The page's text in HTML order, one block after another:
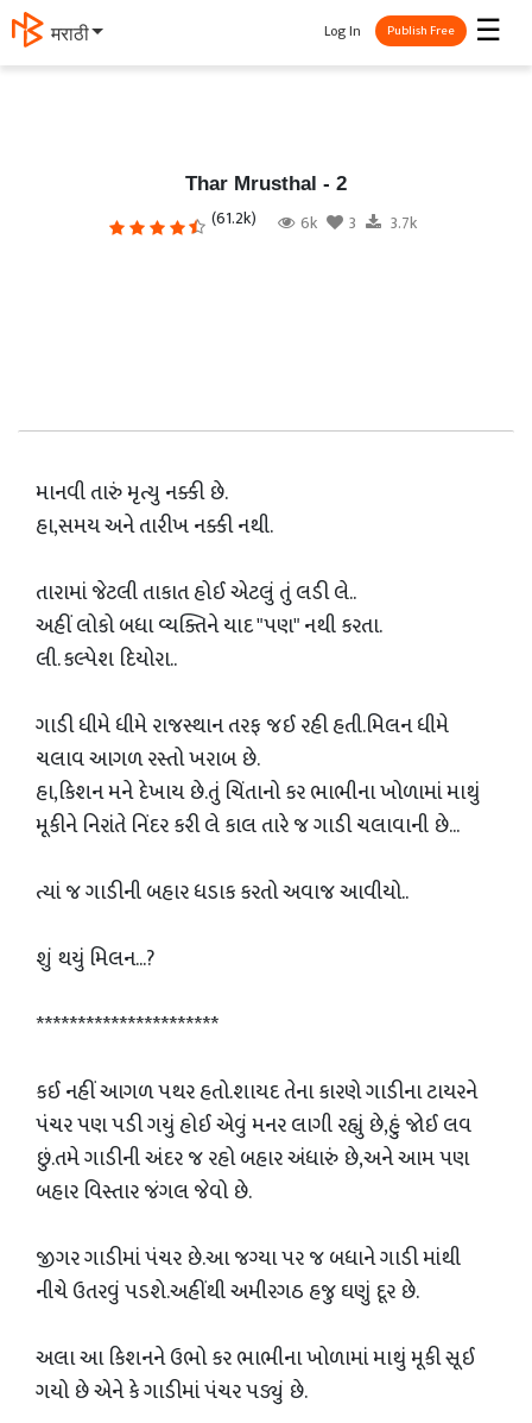
मराठी ☰
Log In Publish Free
Thar Mrusthal - 2
(61.2k) 6k 3 3.7k
માનવી તારું મૃત્યુ નક્કી છે.
હા,સમય અને તારીખ નક્કી નથી.
તારામાં જેટલી તાકાત હોઈ એટલું તું લડી લે..
અહીં લોકો બધા વ્યક્તિને યાદ "પણ" નથી કરતા.
લી. કલ્પેશ દિયોરા..
ગાડી ધીમે ધીમે રાજસ્થાન તરફ જઈ રહી હતી.મિલન ધીમે
ચલાવ આગળ રસ્તો ખરાબ છે.
હા,કિશન મને દેખાય છે.તું ચિંતાનો કર ભાભીના ખોળામાં માથું
મૂકીને નિરાંતે નિંદર કરી લે કાલ તારે જ ગાડી ચલાવાની છે...
ત્યાં જ ગાડીની બહાર ધડાક કરતો અવાજ આવીયો..
શું થયું મિલન...?
**********************
કઈ નહીં આગળ પથર હતો.શાયદ તેના કારણે ગાડીના ટાયરને
પંચર પણ પડી ગયું હોઈ એવું મનર લાગી રહ્યું છે,હું જોઈ લવ
છું.તમે ગાડીની અંદર જ રહો બહાર અંધારું છે,અને આમ પણ
બહાર વિસ્તાર જંગલ જેવો છે.
જીગર ગાડીમાં પંચર છે.આ જગ્યા પર જ બધાને ગાડી માંથી
નીચે ઉતરવું પડશે.અહીંથી અમીરગઠ હજુ ઘણું દૂર છે.
અલા આ કિશનને ઉભો કર ભાભીના ખોળામાં માથું મૂકી સૂઈ
ગયો છે એને કે ગાડીમાં પંચર પડ્યું છે.